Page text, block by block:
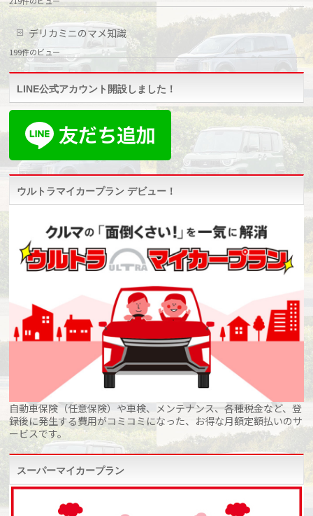
デリカミニのマメ知識
199件のビュー
LINE公式アカウント開設しました！
ウルトラマイカープラン デビュー！
自動車保険（任意保険）や車検、メンテナンス、各種税金など、登
録後に発生する費用がコミコミになった、お得な月額定額払いのサ
ービスです。
スーパーマイカープラン